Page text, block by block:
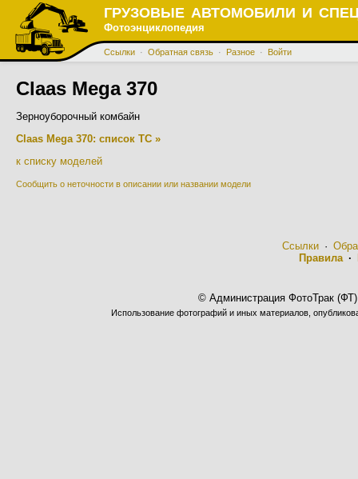
ГРУЗОВЫЕ АВТОМОБИЛИ И
Фотоэнциклопедия
Ссылки · Обратная связь · Разное · Войти
Claas Mega 370
Зерноуборочный комбайн
Claas Mega 370: список ТС »
к списку моделей
Сообщить о неточности в описании или названии модели
Ссылки·
Правила·
© Администрация ФотоТрак
Использование фотографий и иных материалов,